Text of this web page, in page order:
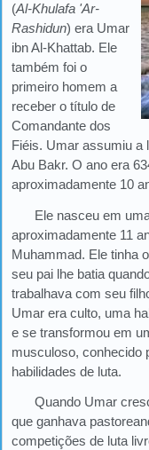
(Al-Khulafa 'Ar-
Rashidun) era Umar
ibn Al-Khattab. Ele
também foi o
primeiro homem a
receber o título de
Comandante dos
Fiéis. Umar assumiu a
Abu Bakr. O ano era
aproximadamente 10
Ele nasceu em
aproximadamente 11
Muhammad. Ele tinha
seu pai lhe batia
trabalhava com seu
Umar era culto, uma
e se transformou em
musculoso, conhecido
habilidades de luta.
Quando Umar
que ganhava
competições de luta